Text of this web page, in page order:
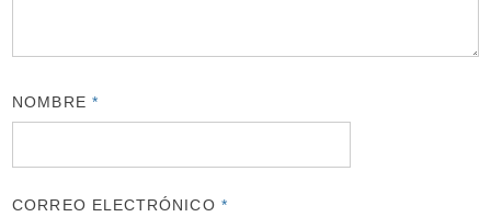
NOMBRE *
CORREO ELECTRÓNICO *